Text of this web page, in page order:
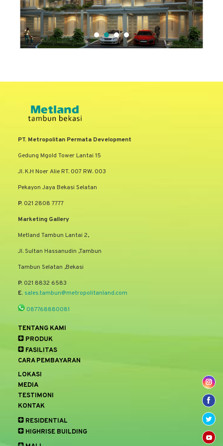
PT. Metropolitan Permata Development
Gedung Mgold Tower Lantai 15
Jl. K.H Noer Alie RT. 007 RW. 003
Pekayon Jaya Bekasi Selatan
P.021 2808 7777
Marketing Gallery
Metland Tambun Lantai 2,
Jl. Sultan Hassanudin ,Tambun
Tambun Selatan ,Bekasi
P.021 8832 6583
E. sales.tambun@metropolitanland.com
087768880081
TENTANG KAMI
PRODUK
FASILITAS
CARA PEMBAYARAN
LOKASI
MEDIA
TESTIMONI
KONTAK
RESIDENTIAL
HIGHRISE BUILDING